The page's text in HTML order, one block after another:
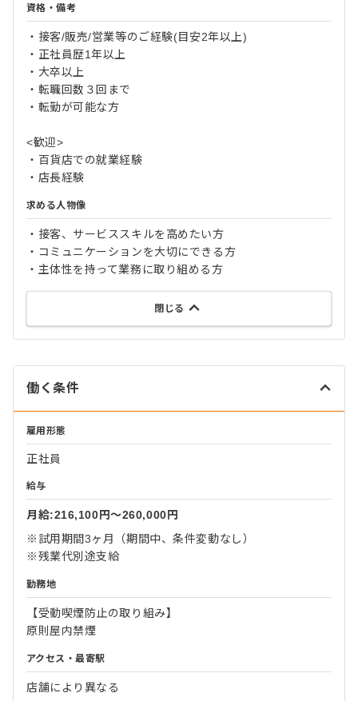
資格・備考
・接客/販売/営業等のご経験(目安2年以上)
・正社員歴1年以上
・大卒以上
・転職回数３回まで
・転勤が可能な方
<歓迎>
・百貨店での就業経験
・店長経験
求める人物像
・接客、サービススキルを高めたい方
・コミュニケーションを大切にできる方
・主体性を持って業務に取り組める方
閉じる
働く条件
雇用形態
正社員
給与
月給:216,100円〜260,000円
※試用期間3ヶ月（期間中、条件変動なし）
※残業代別途支給
勤務地
【受動喫煙防止の取り組み】
原則屋内禁煙
アクセス・最寄駅
店舗により異なる